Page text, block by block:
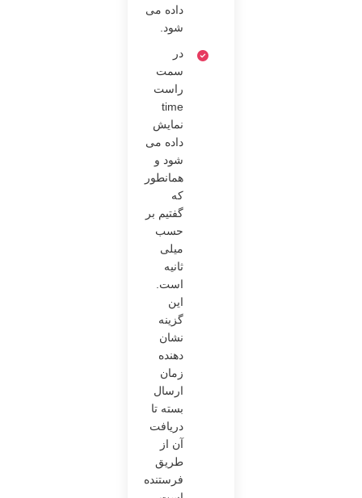
داده می
شود.
در
سمت
راست
time
نمایش
داده می
شود و
همانطور
که
گفتیم بر
حسب
میلی
ثانیه
است.
این
گزینه
نشان
دهنده
زمان
ارسال
بسته تا
دریافت
آن از
طریق
فرستنده